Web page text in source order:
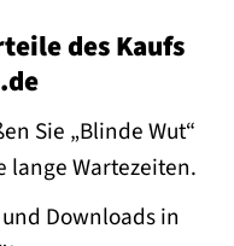
des Kaufs
Sie „Blinde Wut“
lange Wartezeiten.
Downloads in